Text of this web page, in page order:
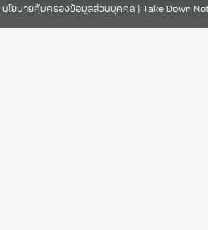
นโยบายคุ้มครองข้อมูลส่วนบุคคล | Take Down